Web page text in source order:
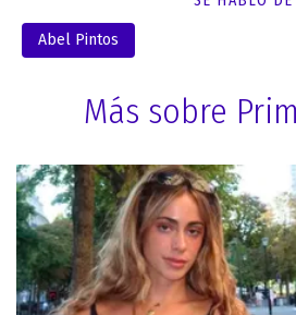
Abel Pintos
Más sobre